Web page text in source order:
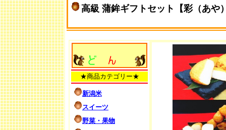
高級 蒲鉾ギフトセット【彩（あや
★商品カテゴリー★
新潟米
スイーツ
野菜・果物